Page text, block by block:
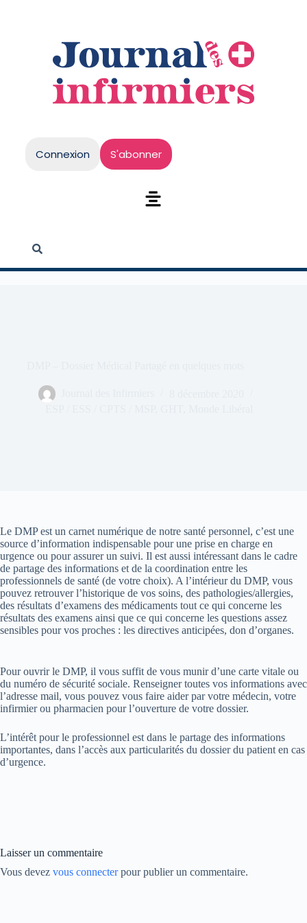
Connexion S'abonner
Le DMP est un carnet numérique de notre santé personnel, c’est une
source d’information indispensable pour une prise en charge en
urgence ou pour assurer un suivi. Il est aussi intéressant dans le cadre
de partage des informations et de la coordination entre les
professionnels de santé (de votre choix). A l’intérieur du DMP, vous
pouvez retrouver l’historique de vos soins, des pathologies/allergies,
des résultats d’examens des médicaments tout ce qui concerne les
résultats des examens ainsi que ce qui concerne les questions assez
sensibles pour vos proches : les directives anticipées, don d’organes.
Pour ouvrir le DMP, il vous suffit de vous munir d’une carte vitale ou
du numéro de sécurité sociale. Renseigner toutes vos informations avec
l’adresse mail, vous pouvez vous faire aider par votre médecin, votre
infirmier ou pharmacien pour l’ouverture de votre dossier.
L’intérêt pour le professionnel est dans le partage des informations
importantes, dans l’accès aux particularités du dossier du patient en cas
d’urgence.
Laisser un commentaire
Vous devez vous connecterpour publier un commentaire.